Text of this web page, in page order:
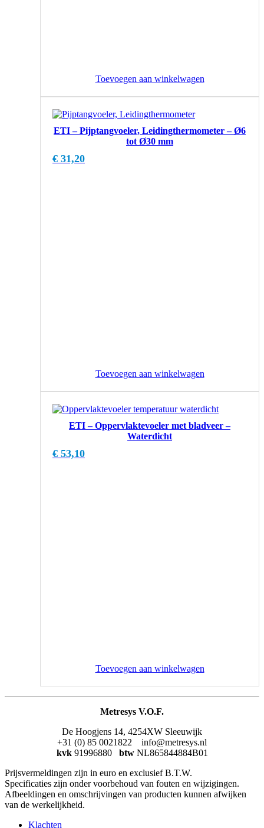
Toevoegen aan winkelwagen
ETI – Pijptangvoeler, Leidingthermometer – Ø6
tot Ø30 mm
€ 31,20
Toevoegen aan winkelwagen
ETI – Oppervlaktevoeler met bladveer –
Waterdicht
€ 53,10
Toevoegen aan winkelwagen
Metresys V.O.F.
De Hoogjens 14, 4254XW Sleeuwijk
+31 (0) 85 0021822 info@metresys.nl
kvk 91996880 btw NL865844884B01
Prijsvermeldingen zijn in euro en exclusief B.T.W.
Specificaties zijn onder voorbehoud van fouten en wijzigingen.
Afbeeldingen en omschrijvingen van producten kunnen afwijken
van de werkelijkheid.
Klachten